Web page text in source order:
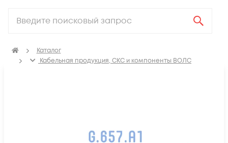
Каталог
Кабельная продукция, СКС и компоненты ВОЛС